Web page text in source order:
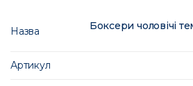
Назва
Боксери чоловічі
Артикул